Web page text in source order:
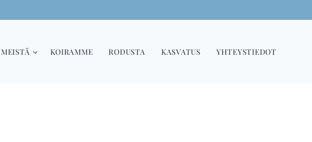
MEISTÄ KOIRAMME RODUSTA KASVATUS YHTEYSTIEDOT